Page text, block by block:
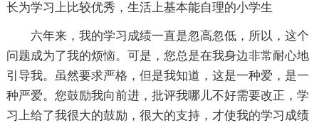
长为学习上比较优秀，生活上基本能自理的小学生
六年来，我的学习成绩一直是忽高忽低，所以，这个
问题成为了我的烦恼。可是，您总是在我身边非常耐心地
引导我。虽然要求严格，但是我知道，这是一种爱，是一
种严爱。您鼓励我向前进，批评我哪儿不好需要改正，学
习上给了我很大的鼓励，很大的支持，才使我的学习成绩